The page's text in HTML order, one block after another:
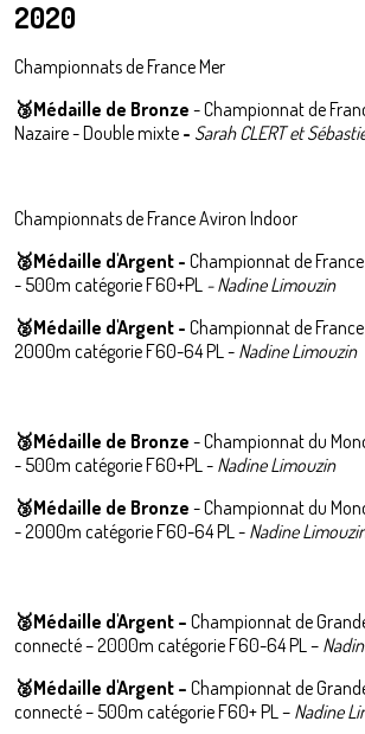
2020
Championnats de France Mer
🥉Médaille de Bronze - Championnat de
Nazaire - Double mixte - Sarah CLERT et
Championnats de France Aviron Indoor
🥈Médaille d'Argent - Championnat de
- 500m catégorie F60+PL - Nadine Limouzin
🥈Médaille d'Argent - Championnat de
2000m catégorie F60-64 PL - Nadine Limouzin
🥉Médaille de Bronze - Championnat du
- 500m catégorie F60+PL - Nadine Limouzin
🥉Médaille de Bronze - Championnat du
-2000m catégorie F60-64 PL - Nadine
🥈Médaille d'Argent – Championnat de
connecté – 2000m catégorie F60-64 PL –
🥈Médaille d'Argent – Championnat de
connecté – 500m catégorie F60+ PL – Nadine